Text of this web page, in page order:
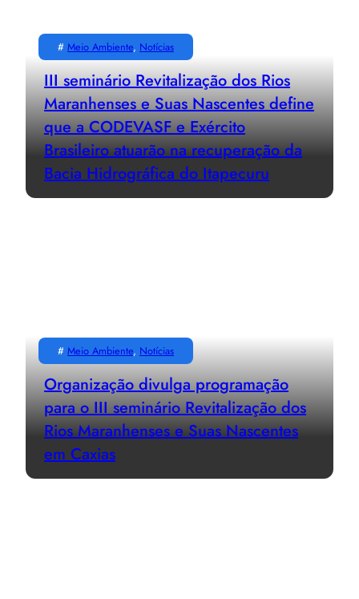
# Meio Ambiente, Notícias
III seminário Revitalização dos Rios
Maranhenses e Suas Nascentes define
que a CODEVASF e Exército
Brasileiro atuarão na recuperação da
Bacia Hidrográfica do Itapecuru
# Meio Ambiente, Notícias
Organização divulga programação
para o III seminário Revitalização dos
Rios Maranhenses e Suas Nascentes
em Caxias